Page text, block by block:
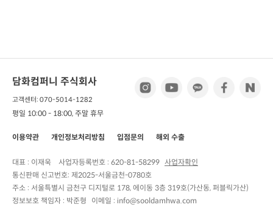
담화컴퍼니 주식회사
고객센터: 070-5014-1282
평일 10:00 - 18:00, 주말 휴무
이용약관 개인정보처리방침 입점문의 해외 수출
대표 : 이재욱 사업자등록번호 : 620-81-58299 사업자확인
통신판매 신고번호: 제2025-서울금천-0780호
주소 : 서울특별시 금천구 디지털로 178, 에이동 3층 319호(가산동, 퍼블릭가산)
정보보호 책임자 : 박준형 이메일 : info@sooldamhwa.com